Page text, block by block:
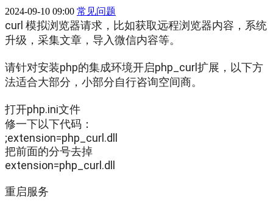
2024-09-10 09:00 常见问题
curl 模拟浏览器请求，比如获取远程浏览器内容，系统
升级，采集文章，导入微信内容等。
请针对安装php的集成环境开启php_curl扩展，以下方
法适合大部分，小部分自行咨询空间商。
打开php.ini文件
修一下以下代码：
;extension=php_curl.dll
把前面的分号去掉
extension=php_curl.dll
重启服务